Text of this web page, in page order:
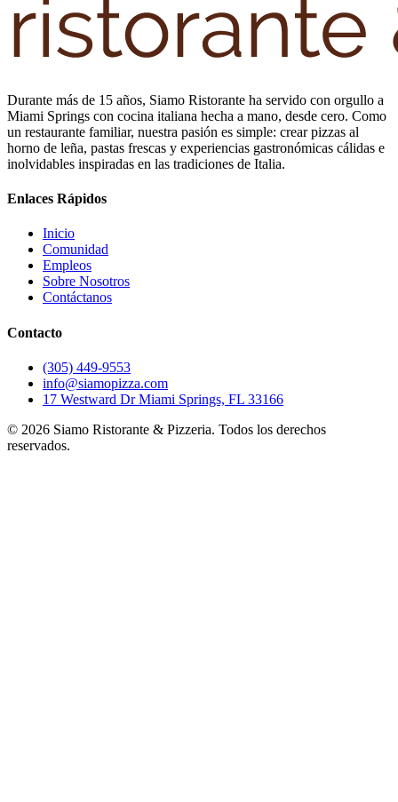
Durante más de 15 años, Siamo Ristorante ha servido con orgullo a
Miami Springs con cocina italiana hecha a mano, desde cero. Como
un restaurante familiar, nuestra pasión es simple: crear pizzas al
horno de leña, pastas frescas y experiencias gastronómicas cálidas e
inolvidables inspiradas en las tradiciones de Italia.
Enlaces Rápidos
Inicio
Comunidad
Empleos
Sobre Nosotros
Contáctanos
Contacto
(305) 449-9553
info@siamopizza.com
17 Westward Dr Miami Springs, FL 33166
© 2026 Siamo Ristorante & Pizzeria. Todos los derechos
reservados.